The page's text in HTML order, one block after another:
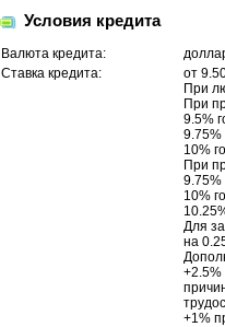
Условия кредита
Валюта кредита:
Ставка кредита:
от
При
При
9.5%
9.75%
10%
При
9.75%
10%
Для
на
+2.5%
+1%